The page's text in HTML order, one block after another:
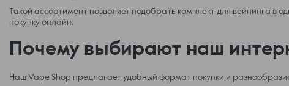
Такой ассортимент позволяет подобрать комплект для вейпинга
покупку онлайн.
Почему выбирают наш
Наш Vape Shop предлагает удобный формат покупки и